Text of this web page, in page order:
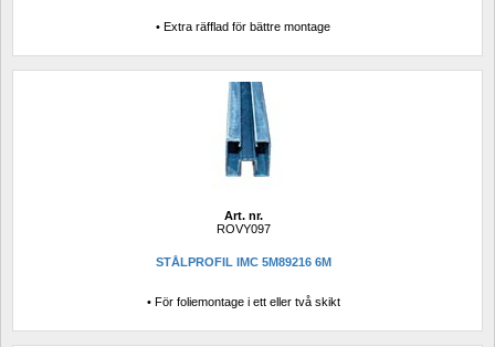
• Extra räfflad för bättre montage
Art. nr.
ROVY097
STÅLPROFIL IMC 5M89216 6M
• För foliemontage i ett eller två skikt